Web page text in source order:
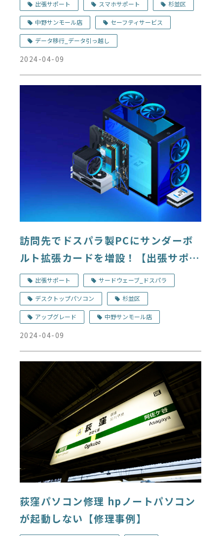
出張サポート スマホサポート 杉並区
中野サンモール店 セーフティサービス
データ移行_データ引っ越し
2024-04-09
訪問先でドスパラ製PCにサンダーボ
ルト拡張カードを増設！【出張サポー
ト事例】
出張サポート サードウェーブ_ドスパラ
デスクトップパソコン 杉並区
アップグレード 中野サンモール店
2024-04-09
荻窪パソコン修理 hpノートパソコン
が起動しない【修理事例】